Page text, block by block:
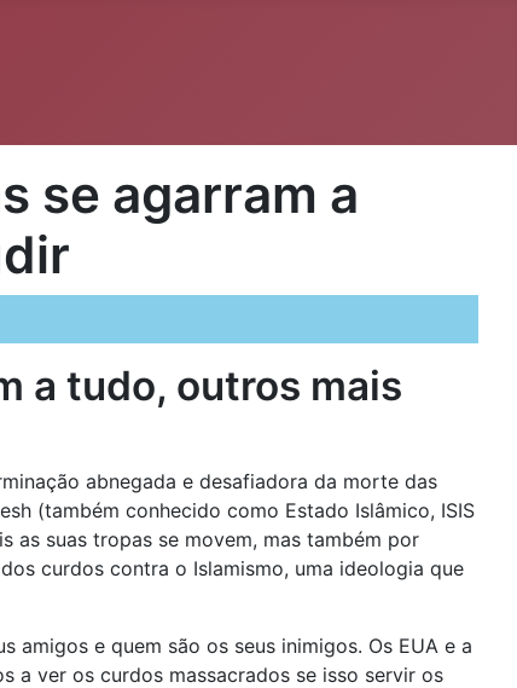
se agarram a
a tudo, outros mais
abnegada e desafiadora da morte das
(também conhecido como Estado Islâmico, ISIS
as suas tropas se movem, mas também por
curdos contra o Islamismo, uma ideologia que
e quem são os seus inimigos. Os EUA e a
a ver os curdos massacrados se isso servir os